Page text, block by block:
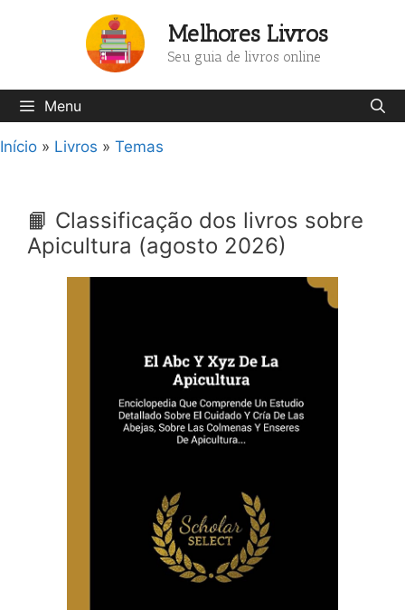
Melhores Livros
Seu guia de livros online
Menu
Início » Livros » Temas
📙 Classificação dos livros sobre
Apicultura (agosto 2026)